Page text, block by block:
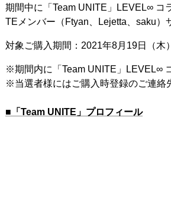
期間中に「Team UNITE」LEVEL∞ コ
TEメンバー（Ftyan、Lejetta、saku）
対象ご購入期間：2021年8月19日（木
※期間内に「Team UNITE」LEVEL∞
※当選者様にはご購入時登録のご連絡
■「Team UNITE」プロフィール